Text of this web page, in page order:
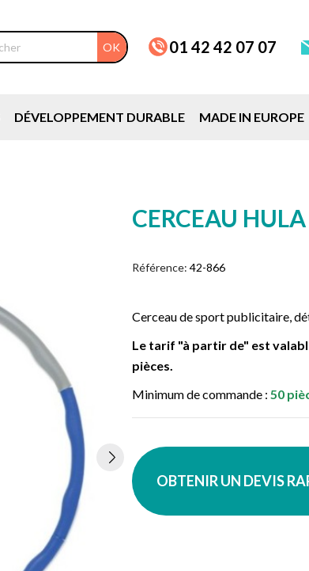
OK 01 42 42 07 07
DÉVELOPPEMENT DURABLE MADE IN EUROPE
CERCEAU
Référence: 42-866
Cerceau de sport publicitaire,
Le tarif "à partir de" est
pièces.
Minimum de commande : 50
OBTENIR UN DEVIS